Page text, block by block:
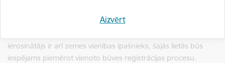
Aizvērt
pabeigta vairāk nekā 32 tūkstošu dažādu jaunu ēku
ierosinātājs ir arī zemes vienības īpašnieks, šajās lietās būs
iespējams piemērot vienoto būves reģistrācijas procesu.